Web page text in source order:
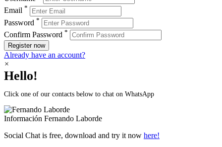
Email *
Password *
Confirm Password *
Register now
Already have an account?
×
Hello!
Click one of our contacts below to chat on WhatsApp
Información Fernando Laborde
Social Chat is free, download and try it now here!